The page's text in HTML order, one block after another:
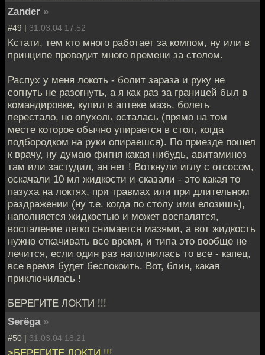
Zander »
#49 | 31.03.04 17:52
Кстати, тем кто много работает за компом, ну или в
принципе проводит много времени за столом.
Распух у меня локоть - болит зараза и руку не
согнуть не разогнуть, а я как раз за границей был в
командировке, купил в аптеке мазь, болеть
перестало, но опухоль осталась (прямо на том
месте которое обычно упирается в стол, когда
подбородком на руки опираешся). По приезде пошел
к врачу, ну думаю фигня какая нибудь, авитаминоз
там или застудил, ан нет ! Воткнули иглу с отсосом,
оскачали 10 мл жидкости и сказали - это какая то
пазуха на локтях, при травмах или при длительном
раздражении (ну т.е. когда по столу ими елозишь),
наполняется жидкостью и может воспалятся,
воспаление легко снимается мазями, а вот жидкость
нужно откачивать все время, и типа это вообще не
лечится, если один раз наполнилась то все - капец,
все время будет беспокоить. Вот, блин, какая
приключилась !
БЕРЕГИТЕ ЛОКТИ !!!
Serёga »
#50 | 31.03.04 18:21